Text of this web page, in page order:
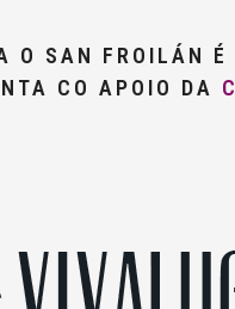
O SAN FROILÁN É
CO APOIO DA